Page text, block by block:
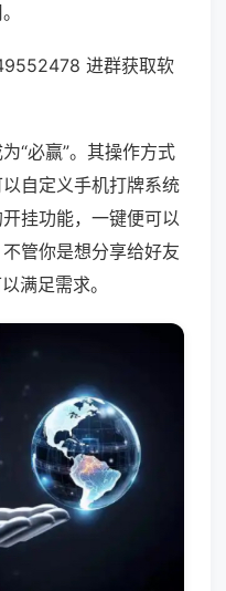
进群获取软
“必赢”。其操作方式
自定义手机打牌系统
挂功能，一键便可以
管你是想分享给好友
满足需求。